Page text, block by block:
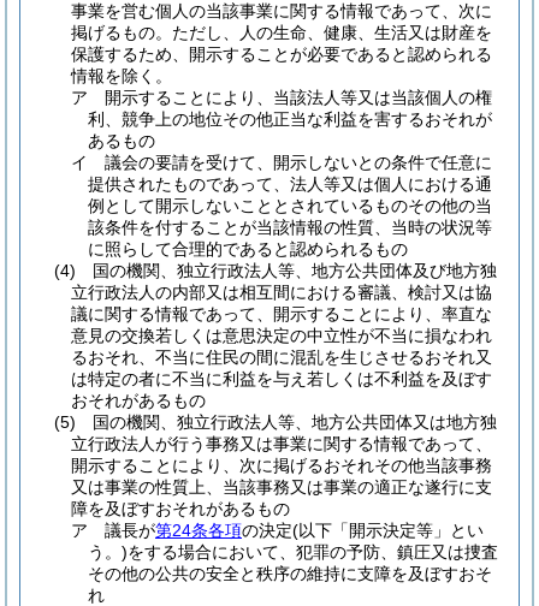
事業を営む個人の当該事業に関する情報であって、次に
掲げるもの。 ただし、人の生命、健康、生活又は財産を
保護するため、開示することが必要であると認められる
情報を除く。
ア
開示することにより、当該法人等又は当該個人の権
利、競争上の地位その他正当な利益を害するおそれが
あるもの
イ
議会の要請を受けて、開示しないとの条件で任意に
提供されたものであって、法人等又は個人における通
例として開示しないこととされているものその他の当
該条件を付することが当該情報の性質、当時の状況等
に照らして合理的であると認められるもの
(4)
国の機関、独立行政法人等、地方公共団体及び地方独
立行政法人の内部又は相互間における審議、検討又は協
議に関する情報であって、開示することにより、率直な
意見の交換若しくは意思決定の中立性が不当に損なわれ
るおそれ、不当に住民の間に混乱を生じさせるおそれ又
は特定の者に不当に利益を与え若しくは不利益を及ぼす
おそれがあるもの
(5)
国の機関、独立行政法人等、地方公共団体又は地方独
立行政法人が行う事務又は事業に関する情報であって、
開示することにより、次に掲げるおそれその他当該事務
又は事業の性質上、当該事務又は事業の適正な遂行に支
障を及ぼすおそれがあるもの
ア
議長が第24条各項の決定(以下「開示決定等」とい
う。)をする場合において、犯罪の予防、鎮圧又は捜査
その他の公共の安全と秩序の維持に支障を及ぼすおそ
れ